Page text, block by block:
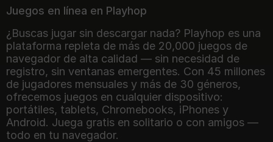
Juegos en línea en Playhop
¿Buscas jugar sin descargar nada? Playhop es una
plataforma repleta de más de 20,000 juegos de
navegador de alta calidad — sin necesidad de
registro, sin ventanas emergentes. Con 45 millones
de jugadores mensuales y más de 30 géneros,
ofrecemos juegos en cualquier dispositivo:
portátiles, tablets, Chromebooks, iPhones y
Android. Juega gratis en solitario o con amigos —
todo en tu navegador.